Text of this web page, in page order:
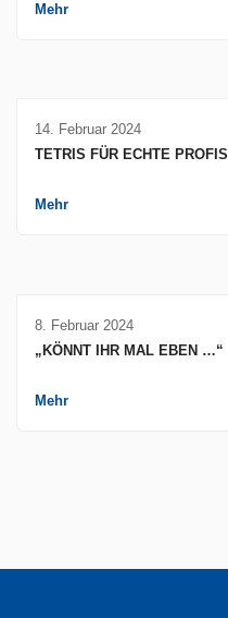
Mehr
14. Februar 2024
TETRIS FÜR ECHTE PROFIS
Mehr
8. Februar 2024
„KÖNNT IHR MAL EBEN …“
Mehr